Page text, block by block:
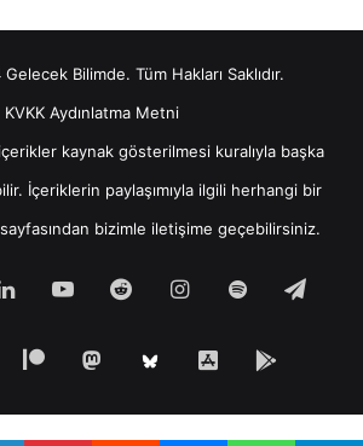
Bilimde. Tüm Hakları Saklıdır.
KVKK Aydınlatma Metni
kaynak gösterilmesi kuralıyla başka
İçeriklerin paylaşımıyla ilgili herhangi bir
bizimle iletişime geçebilirsiniz.
LinkedInYouTubeRedditInstagram
Spotify
PatreonMastodonBluesky
iOS
Uygulamamız